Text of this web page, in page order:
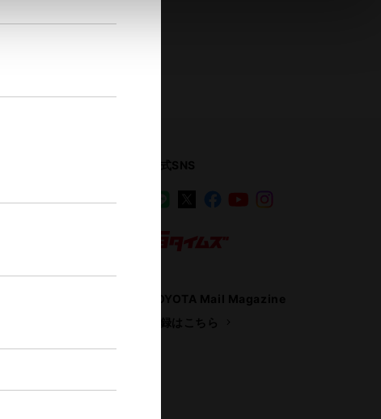
公式SNS
LINE Facebook
YouTube
TOYOTA Mail Magazine
登録はこちら